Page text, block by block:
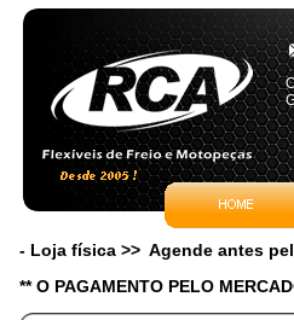
- Loja física >> Agende antes
** O PAGAMENTO PELO